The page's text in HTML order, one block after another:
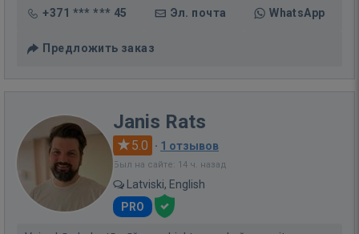
+371 *** *** 45 Эл. почта WhatsApp
Предложить заказ
Janis Rats
5.0 · 1 отзывов
Был на сайте: 14 ч. назад
Latviski, English
PRO